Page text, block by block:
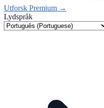
Utforsk Premium →
Lydspråk